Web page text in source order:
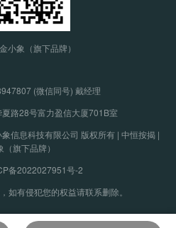
小象（旗下品牌）
(微信同号) 戴经理
路28号富力盈信大厦701B室
信息科技有限公司 版权所有 | 中恒按揭 |
（旗下品牌）
备2022027951号-2
如有侵犯您的权益请联系删除。